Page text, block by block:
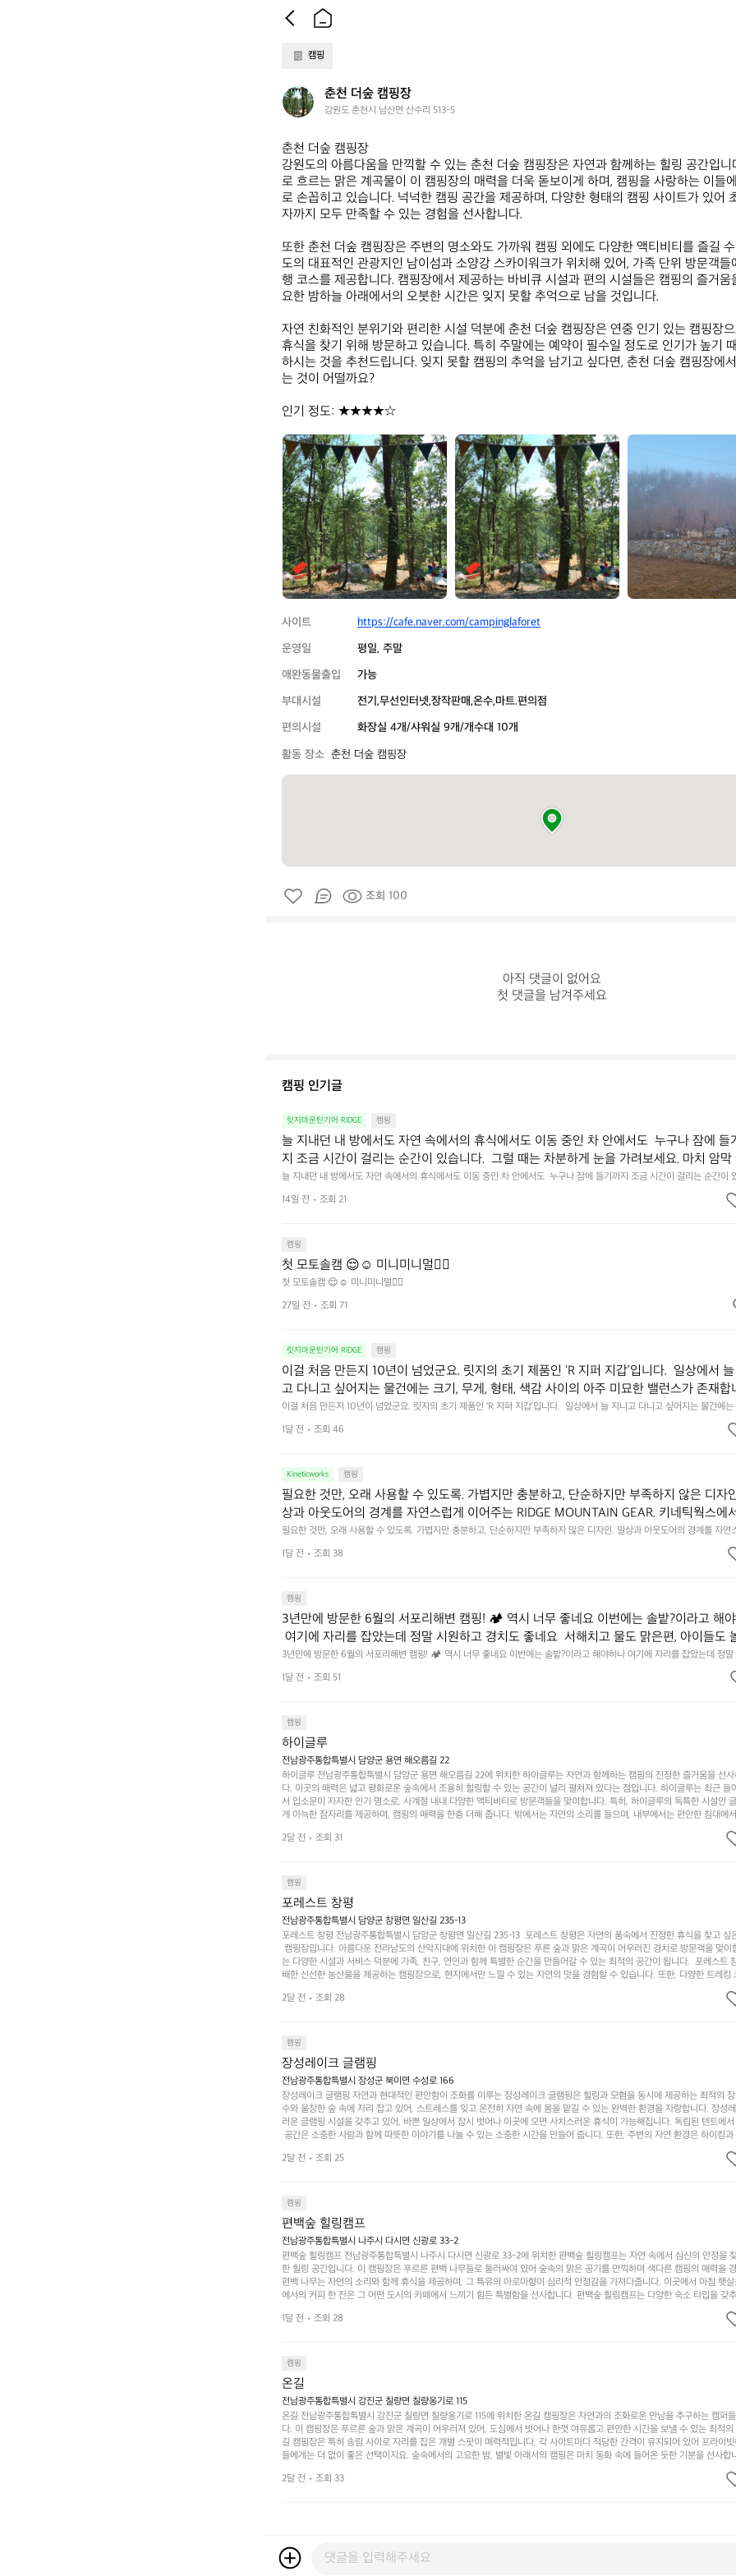
캠핑
춘
천
숲
캠
핑
장
춘천 더숲 캠핑장
강원도 춘천시 남산면 산수리 513-5
춘천 더숲 캠핑장
강원도의 아름다움을 만끽할 수 있는 춘천 더숲 캠핑장은 자연과 함께하는 힐링 공간입니
로 흐르는 맑은 계곡물이 이 캠핑장의 매력을 더욱 돋보이게 하며, 캠핑을 사랑하는 이들
로 손꼽히고 있습니다. 넉넉한 캠핑 공간을 제공하며, 다양한 형태의 캠핑 사이트가 있어
자까지 모두 만족할 수 있는 경험을 선사합니다.
또한 춘천 더숲 캠핑장은 주변의 명소와도 가까워 캠핑 외에도 다양한 액티비티를 즐길
도의 대표적인 관광지인 남이섬과 소양강 스카이워크가 위치해 있어, 가족 단위 방문객들
행 코스를 제공합니다. 캠핑장에서 제공하는 바비큐 시설과 편의 시설들은 캠핑의 즐거움
요한 밤하늘 아래에서의 오붓한 시간은 잊지 못할 추억으로 남을 것입니다.
자연 친화적인 분위기와 편리한 시설 덕분에 춘천 더숲 캠핑장은 연중 인기 있는 캠핑장
휴식을 찾기 위해 방문하고 있습니다. 특히 주말에는 예약이 필수일 정도로 인기가 높기
하시는 것을 추천드립니다. 잊지 못할 캠핑의 추억을 남기고 싶다면, 춘천 더숲 캠핑장에
는 것이 어떨까요?
인기 정도: ★★★★☆
춘
천
더
숲
캠
핑
장
춘
천
더
숲
캠
핑
장
춘
더
숲
핑
장
사이트
https://cafe.naver.com/campinglaforet
운영일
평일, 주말
애완동물출입
가능
부대시설
전기,무선인터넷,장작판매,온수,마트.편의점
편의시설
화장실 4개/샤워실 9개/개수대 10개
활동 장소 춘천 더숲 캠핑장
조회 100
아직 댓글이 없어요
첫 댓글을 남겨주세요
캠핑 인기글
릿지마운틴기어 RIDGE 캠핑
늘 지내던 내 방에서도 자연 속에서의 휴식에서도 이동 중인 차 안에서도  누구나 잠에 들
지 조금 시간이 걸리는 순간이 있습니다.  그럴 때는 차분하게 눈을 가려보세요. 마치 암막
을 조용히 내리듯이.  Polartec® Wind Pro™의 온기가 눈가를 포근히 감싸줍니다.  차가운
를 차단하고, 얼굴에 밀착하여 빛을 막아줍니다.  이 슬립 웜을 쓰는 것만으로 그곳은 나만
늘 지내던 내 방에서도 자연 속에서의 휴식에서도 이동 중인 차 안에서도  누구나 잠에 들기까지 조금 시간이 걸리는 순간이
다.  그럴 때는 차분하게 눈을 가려보세요. 마치 암막 커튼을 조용히 내리듯이.  Polartec® Wind Pro™의 온기가 눈가를 포
줍니다.  차가운 공기를 차단하고, 얼굴에 밀착하여 빛을 막아줍니다.  이 슬립 웜을 쓰는 것만으로 그곳은 나만의 밤이 됩니
14일 전 조회 21
캠핑
첫 모토솔캠 😌☺️ 미니미니멀👌🏼
첫 모토솔캠 😌☺️ 미니미니멀👌🏼
27일 전
조회 71
릿지마운틴기어 RIDGE 캠핑
이걸 처음 만든지 10년이 넘었군요. 릿지의 초기 제품인 ‘R 지퍼 지갑’입니다.  일상에서
고 다니고 싶어지는 물건에는 크기, 무게, 형태, 색감 사이의 아주 미묘한 밸런스가 존재합
예를 들자면 일에 집중하느라 책상 위 가장자리에 대충 걸쳐 놓아도 시야에 걸리적거리
것. R 지퍼 지갑은 바로 그 위화감 없는 균형감에서 출발했습니다.  그중에서도 슬림함에
이걸 처음 만든지 10년이 넘었군요. 릿지의 초기 제품인 ‘R 지퍼 지갑’입니다.  일상에서 늘 지니고 다니고 싶어지는 물건에
무게, 형태, 색감 사이의 아주 미묘한 밸런스가 존재합니다.  예를 들자면 일에 집중하느라 책상 위 가장자리에 대충 걸쳐 놓
야에 걸리적거리지 않는 것. R 지퍼 지갑은 바로 그 위화감 없는 균형감에서 출발했습니다.  그중에서도 슬림함에 철저히 집
1달 전 조회 46
Kineticworks 캠핑
필요한 것만, 오래 사용할 수 있도록. 가볍지만 충분하고, 단순하지만 부족하지 않은 디자
상과 아웃도어의 경계를 자연스럽게 이어주는 RIDGE MOUNTAIN GEAR. 키네틱웍스에
나보세요.
필요한 것만, 오래 사용할 수 있도록. 가볍지만 충분하고, 단순하지만 부족하지 않은 디자인. 일상과 아웃도어의 경계를 자연
1달 전
조회 38
캠핑
3년만에 방문한 6월의 서포리해변 캠핑! 🏕 역시 너무 좋네요 이번에는 솔밭?이라고 해
여기에 자리를 잡았는데 정말 시원하고 경치도 좋네요  서해치고 물도 맑은편, 아이들도
좋고 1박 2일은 넘 짧게 느껴지네요  .1박 1동 1만원 (수금은 7시쯤, 동네에서 관리) .수금
음식물.쓰레기봉투를 1개씩 나누어줌 .솔밭에 바로 화장실있음 .5분거리 cu .2분거리 음
3년만에 방문한 6월의 서포리해변 캠핑! 🏕 역시 너무 좋네요 이번에는 솔밭?이라고 해야하나 여기에 자리를 잡았는데 정말
고 경치도 좋네요  서해치고 물도 맑은편, 아이들도 놀기 좋고 1박 2일은 넘 짧게 느껴지네요  .1박 1동 1만원 (수금은 7시쯤,
관리) .수금하면서 음식물.쓰레기봉투를 1개씩 나누어줌 .솔밭에 바로 화장실있음 .5분거리 cu .2분거리 음식점  항구에서부
1달 전 조회 51
캠핑
하이글루
전남광주통합특별시 담양군 용면 해오름길 22
하이글루 전남광주통합특별시 담양군 용면 해오름길 22에 위치한 하이글루는 자연과 함께하는 캠핑의 진정한 즐거움을 선
다. 이곳의 매력은 넓고 평화로운 숲속에서 조용히 힐링할 수 있는 공간이 널리 펼쳐져 있다는 점입니다. 하이글루는 최근 들
서 입소문이 자자한 인기 명소로, 사계절 내내 다양한 액티비티로 방문객들을 맞이합니다. 특히, 하이글루의 독특한 시설인
게 아늑한 잠자리를 제공하며, 캠핑의 매력을 한층 더해 줍니다. 밖에서는 자연의 소리를 들으며, 내부에서는 편안한 침대에
있는 완벽한 조화가 이루어집니다. 이곳의 장점은 또 다른 캠핑의 매력인 바베큐 파티를 즐길 수 있는 공간이 마련되어 있어
은 시간을 보낼 수 있다는 것입니다. 또한, 하이글루 인근에는 다양한 트레킹 코스와 자전거 도로가 있어 아웃도어 활동을 좋
나누는 이야기들은 여러분의 캠핑 여행을 더욱 특별하게 만들어 줄 것입니다.  인기 정도: ★★★★★
2달 전 조회 31
캠핑
포레스트 창평
전남광주통합특별시 담양군 창평면 일산길 235-13
포레스트 창평 전남광주통합특별시 담양군 창평면 일산길 235-13  포레스트 창평은 자연의 품속에서 진정한 휴식을 찾고 싶
캠핑장입니다. 아름다운 전라남도의 산악지대에 위치한 이 캠핑장은 푸른 숲과 맑은 계곡이 어우러진 경치로 방문객을 맞이
는 다양한 시설과 서비스 덕분에 가족, 친구, 연인과 함께 특별한 순간을 만들어갈 수 있는 최적의 공간이 됩니다.  포레스트
배한 신선한 농산물을 제공하는 캠핑장으로, 현지에서만 느낄 수 있는 자연의 맛을 경험할 수 있습니다. 또한, 다양한 트레킹
캠퍼들이 탐험과 모험의 짜릿함을 누릴 수 있도록 만들어졌습니다. 저녁에는 별빛 아래에서 바베큐 파티를 즐기거나, 잔잔
은 숙면을 취할 수 있는 기회를 제공합니다.  이곳은 자연과의 완벽한 조화를 이루며, 다채로운 야외 활동을 제공합니다. 특
순한 캠핑 그 이상을 제공하며, 자연을 사랑하는 모든 이들에게 꼭 한번 경험해봐야 할 장소로 자리잡았습니다.  인기 정
2달 전 조회 28
캠핑
장성레이크 글램핑
전남광주통합특별시 장성군 북이면 수성로 166
장성레이크 글램핑 자연과 현대적인 편안함이 조화를 이루는 장성레이크 글램핑은 힐링과 모험을 동시에 제공하는 최적의
수와 울창한 숲 속에 자리 잡고 있어, 스트레스를 잊고 온전히 자연 속에 몸을 맡길 수 있는 완벽한 환경을 자랑합니다. 장성
러운 글램핑 시설을 갖추고 있어, 바쁜 일상에서 잠시 벗어나 이곳에 오면 사치스러운 휴식이 가능해집니다. 독립된 텐트에
공간은 소중한 사람과 함께 따뜻한 이야기를 나눌 수 있는 소중한 시간을 만들어 줍니다. 또한, 주변의 자연 환경은 하이킹
액티비티를 즐기기에 그야말로 완벽한 조건을 갖추고 있습니다. 이곳에서의 캠핑은 단순한 숙박이 아닌, 가족과 친구들과
하는 시간이 될 것입니다. 특히 식사를 좋아하는 분들에게는 매주 특별한 바비큐 파티와 지역에서 나는 신선한 재료로 만든
사람들과 함께하세요. 당신의 대자연 속 힐링을 기다리는 장성레이크 글램핑은 언젠가 반드시 방문해봐야 할 명소로 자리매
도: ★★★★★
2달 전 조회 25
캠핑
편백숲 힐링캠프
전남광주통합특별시 나주시 다시면 신광로 33-2
편백숲 힐링캠프 전남광주통합특별시 나주시 다시면 신광로 33-2에 위치한 편백숲 힐링캠프는 자연 속에서 심신의 안정을
한 힐링 공간입니다. 이 캠핑장은 푸르른 편백 나무들로 둘러싸여 있어 숲속의 맑은 공기를 만끽하며 색다른 캠핑의 매력을
편백 나무는 자연의 소리와 함께 휴식을 제공하며, 그 특유의 아로마향이 심리적 안정감을 가져다줍니다. 이곳에서 아침 햇
에서의 커피 한 잔은 그 어떤 도시의 카페에서 느끼기 힘든 특별함을 선사합니다. 편백숲 힐링캠프는 다양한 숙소 타입을 갖
론 친구나 연인과 함께 더욱 기억에 남는 특별한 시간을 보낼 수 있습니다. 주변에는 자전거 도로와 하이킹 트레일이 있어 액
기회도 많은데, 자전거를 타거나 숲속을 거닐며 다양한 생태계를 체험해보는 것도 일상의 스트레스를 잊게 해줍니다. 또한,
조화 속에서 힐링할 수 있는 편백숲 힐링캠프는 현대인의 바쁜 일상에서 벗어나 소중한 시간을 가지고 싶은 분들에게 특히
나주로 떠나 여유로움과 행복이 가득한 캠핑을 경험해보세요! 인기 정도: ★★★★☆
1달 전 조회 28
캠핑
온길
전남광주통합특별시 강진군 칠량면 칠량옹기로 115
온길 전남광주통합특별시 강진군 칠량면 칠량옹기로 115에 위치한 온길 캠핑장은 자연과의 조화로운 만남을 추구하는 캠퍼
다. 이 캠핑장은 푸르른 숲과 맑은 계곡이 어우러져 있어, 도심에서 벗어나 한껏 여유롭고 편안한 시간을 보낼 수 있는 최적
길 캠핑장은 특히 송림 사이로 자리를 잡은 개별 스팟이 매력적입니다. 각 사이트마다 적당한 간격이 유지되어 있어 프라이
들에게는 더 없이 좋은 선택이지요. 숲속에서의 고요한 밤, 별빛 아래서의 캠핑은 마치 동화 속에 들어온 듯한 기분을 선사합
야외 활동도 가능해 가족과 친구들이 함께 즐기기에 적합합니다. 하이킹, 자전거 타기, 그리고 근처의 계곡에서는 수영과 낚
일상에서 벗어나 여러 가지 재미를 선사합니다. 또한, 캠핑장 내에는 깨끗한 화장실과 샤워 시설이 잘 마련되어 있어 편리함
2달 전 조회 33